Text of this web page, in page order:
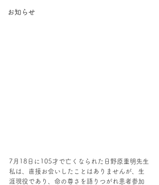
お知らせ
7月18日に105才で亡くなられた日野原重明先生
私は、直接お会いしたことはありませんが、生
涯現役であり、命の尊さを語りつがれ患者参加